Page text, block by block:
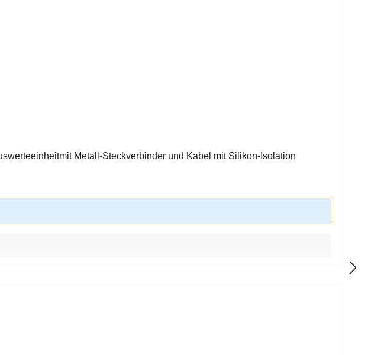
Metall-Steckverbinder und Kabel mit Silikon-Isolation